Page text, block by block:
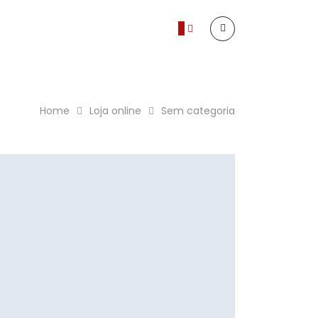
Home Loja online Sem categoria